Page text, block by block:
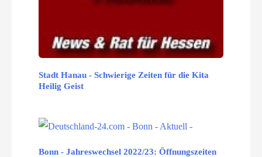
Stadt Hanau - Schwierige Zeiten für die Kita
Heilig Geist
Bonn - Jahreswechsel 2022/23: Öffnungszeiten